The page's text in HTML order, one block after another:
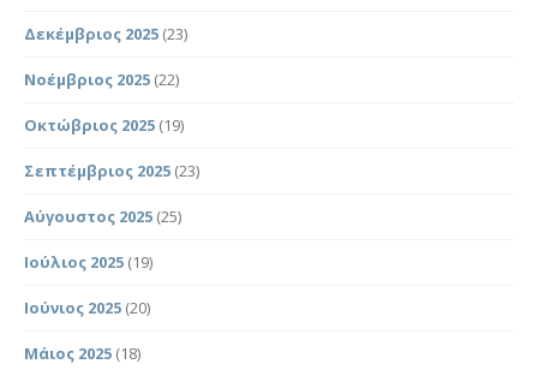
Δεκέμβριος 2025 (23)
Νοέμβριος 2025 (22)
Οκτώβριος 2025 (19)
Σεπτέμβριος 2025 (23)
Αύγουστος 2025 (25)
Ιούλιος 2025 (19)
Ιούνιος 2025 (20)
Μάιος 2025 (18)